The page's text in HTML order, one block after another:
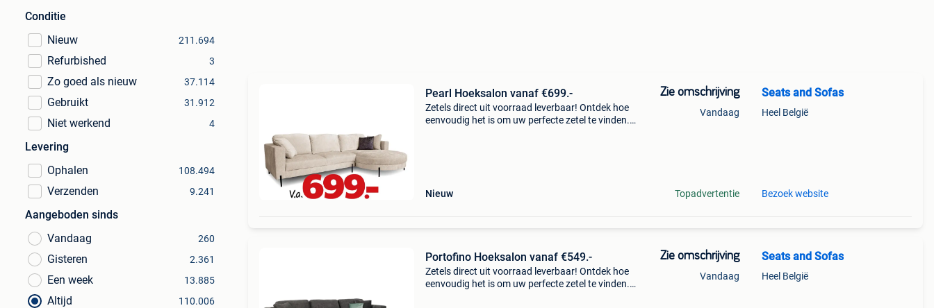
Conditie
Nieuw
211.694
Refurbished 3
Zo goed als nieuw 37.114
Gebruikt 31.912
Niet werkend 4
Levering
Ophalen
108.494
Verzenden 9.241
Aangeboden sinds
Vandaag
260
Gisteren 2.361
Een week 13.885
Altijd 110.006
Pearl Hoeksalon vanaf €699.-
Zetels direct uit voorraad leverbaar! Ontdek hoe
eenvoudig het is om uw perfecte zetel te vinden.
Nieuw
Zie omschrijving
Vandaag
Topadvertentie
Seats and Sofas
Heel België
Bezoek website
Portofino Hoeksalon vanaf €549.-
Zetels direct uit voorraad leverbaar! Ontdek hoe
eenvoudig het is om uw perfecte zetel te vinden.
Zie omschrijving
Vandaag
Seats and Sofas
Heel België